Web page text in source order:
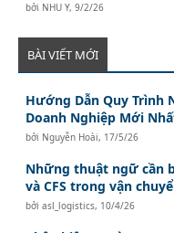
bởi NHU Y,9/2/26
BÀI VIẾT MỚI
Hướng Dẫn Quy Trình
Doanh Nghiệp Mới
bởi Nguyễn Hoài, 17/5/26
Những thuật ngữ cần
và CFS trong vận
bởiasl_logistics, 10/4/26